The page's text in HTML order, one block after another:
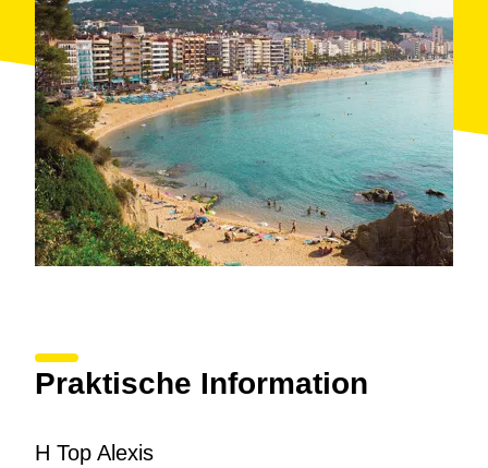
Praktische Information
H Top Alexis